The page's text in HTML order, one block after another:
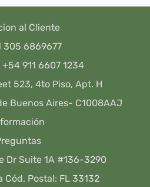
al Cliente
305 6869677
911 6607 1234
523, 4to Piso, Apt. H
Buenos Aires- C1008AAJ
Dr Suite 1A #136-3290
Cód. Postal: FL 33132